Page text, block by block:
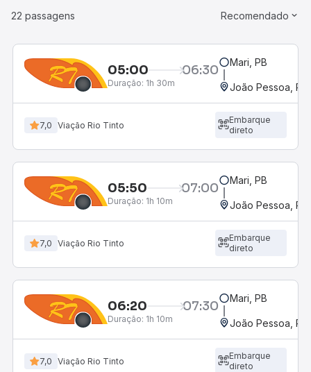
22 passagens Recomendado
05:00 06:30
Duração: 1h 30m
Mari, PB
João Pessoa,
7,0 Viação Rio Tinto
Embarque
direto
05:50 07:00
Duração: 1h 10m
Mari, PB
João Pessoa,
7,0 Viação Rio Tinto
Embarque
direto
06:20 07:30
Duração: 1h 10m
Mari, PB
João Pessoa,
7,0 Viação Rio Tinto
Embarque
direto